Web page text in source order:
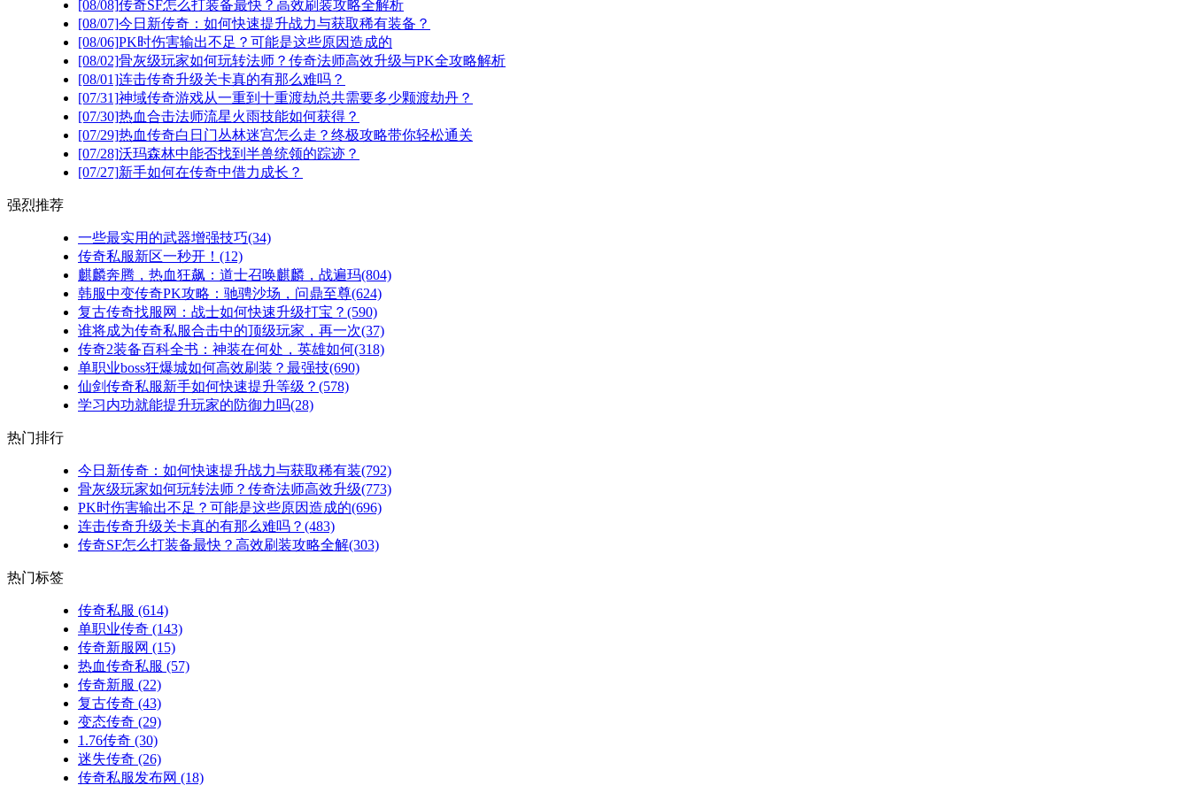
[08/08]传奇SF怎么打装备最快？高效刷装攻略全解析
[08/07]今日新传奇：如何快速提升战力与获取稀有装备？
[08/06]PK时伤害输出不足？可能是这些原因造成的
[08/02]骨灰级玩家如何玩转法师？传奇法师高效升级与PK全攻略解析
[08/01]连击传奇升级关卡真的有那么难吗？
[07/31]神域传奇游戏从一重到十重渡劫总共需要多少颗渡劫丹？
[07/30]热血合击法师流星火雨技能如何获得？
[07/29]热血传奇白日门丛林迷宫怎么走？终极攻略带你轻松通关
[07/28]沃玛森林中能否找到半兽统领的踪迹？
[07/27]新手如何在传奇中借力成长？
强烈推荐
一些最实用的武器增强技巧(34)
传奇私服新区一秒开！(12)
麒麟奔腾，热血狂飙：道士召唤麒麟，战遍玛(804)
韩服中变传奇PK攻略：驰骋沙场，问鼎至尊(624)
复古传奇找服网：战士如何快速升级打宝？(590)
谁将成为传奇私服合击中的顶级玩家，再一次(37)
传奇2装备百科全书：神装在何处，英雄如何(318)
单职业boss狂爆城如何高效刷装？最强技(690)
仙剑传奇私服新手如何快速提升等级？(578)
学习内功就能提升玩家的防御力吗(28)
热门排行
今日新传奇：如何快速提升战力与获取稀有装(792)
骨灰级玩家如何玩转法师？传奇法师高效升级(773)
PK时伤害输出不足？可能是这些原因造成的(696)
连击传奇升级关卡真的有那么难吗？(483)
传奇SF怎么打装备最快？高效刷装攻略全解(303)
热门标签
传奇私服 (614)
单职业传奇 (143)
传奇新服网 (15)
热血传奇私服 (57)
传奇新服 (22)
复古传奇 (43)
变态传奇 (29)
1.76传奇 (30)
迷失传奇 (26)
传奇私服发布网 (18)